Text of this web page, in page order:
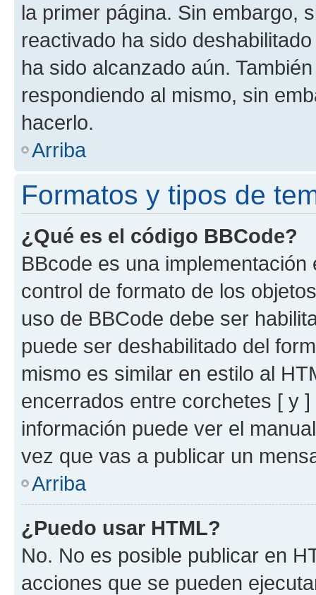
la primer página. Sin embargo,
reactivado ha sido
ha sido alcanzado aún.
respondiendo al mismo, sin
hacerlo.
Arriba
Formatos y tipos de
¿Qué es el código BBCode?
BBcode es una
control de formato de los
uso de BBCode debe ser
puede ser deshabilitado del
mismo es similar en estilo al
encerrados entre corchetes [ y
información puede ver el
vez que vas a publicar un
Arriba
¿Puedo usar HTML?
No. No es posible publicar en
acciones que se pueden